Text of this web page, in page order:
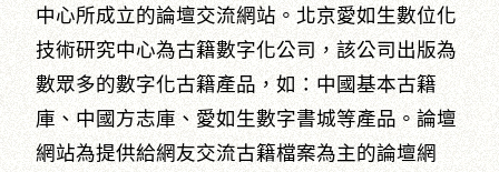
中心所成立的論壇交流網站。北京愛如生數位化
技術研究中心為古籍數字化公司，該公司出版為
數眾多的數字化古籍產品，如：中國基本古籍
庫、中國方志庫、愛如生數字書城等產品。論壇
網站為提供給網友交流古籍檔案為主的論壇網